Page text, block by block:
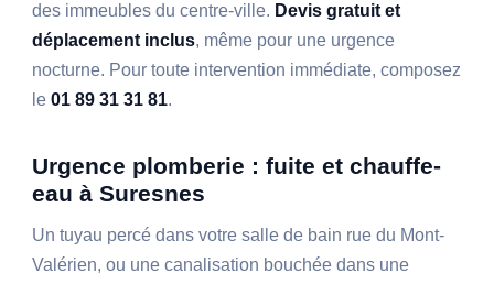
des immeubles du centre-ville. Devis gratuit et
déplacement inclus, même pour une urgence
nocturne. Pour toute intervention immédiate, composez
le01 89 31 31 81.
Urgence plomberie : fuite et chauffe-
eau à Suresnes
Un tuyau percé dans votre salle de bain rue du Mont-
Valérien, ou une canalisation bouchée dans une